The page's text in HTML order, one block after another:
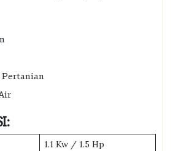
Pertanian
1.1 Kw / 1.5 Hp